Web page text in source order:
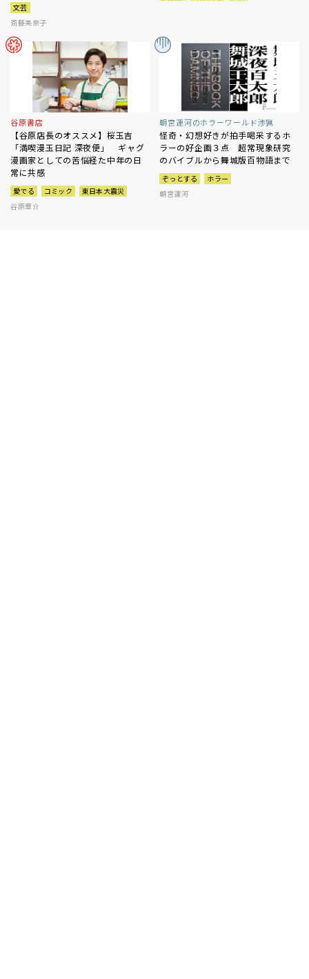
文芸
斎藤美奈子
谷原書店
【谷原店長のオススメ】桜玉吉
「満喫漫玉日記 深夜便」 ギャグ
漫画家としての苦悩経た中年の日
常に共感
愛でる コミック
東日本大震災
谷原章介
朝宮運河のホラーワールド渉猟
怪奇・幻想好きが拍手喝采するホ
ラーの好企画３点 超常現象研究
のバイブルから舞城版百物語まで
ぞっとする
ホラー
朝宮運河